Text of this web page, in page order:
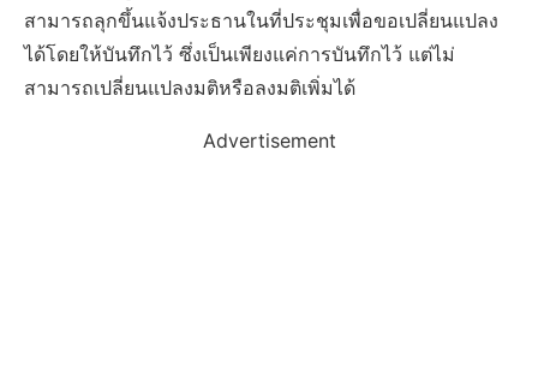
สามารถลุกขึ้นแจ้งประธานในที่ประชุมเพื่อขอเปลี่ยนแปลง
ได้โดยให้บันทึกไว้ ซึ่งเป็นเพียงแค่การบันทึกไว้ แต่ไม่
สามารถเปลี่ยนแปลงมติหรือลงมติเพิ่มได้
Advertisement